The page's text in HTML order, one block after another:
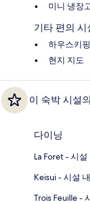
미니 냉장
기타 편의
하우스키
현지 지도
이 숙박 시설
다이닝
La Foret - 시
Keisui - 시설
Trois Feuille -